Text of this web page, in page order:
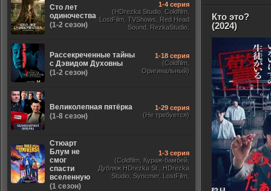
Кто это?
(2024)
Сто лет
одиночества
(1-2 сезон)
1-4 серия
(HDrezka Studio, Coldfilm,
LostFilm, TVShows, Red Head
Sound, RezkaStudio,
Рассекреченные тайны
с Дэвидом Духовны
(1-2 сезон)
1-18 серия
(Coldfilm,
Оригинальный)
Великолепная пятёрка
(1-8 сезон)
1-29 серия
(Не требуется)
Стюарт
Блум не
смог
спасти
вселенную
(1 сезон)
1-3 серия
(Coldfilm, Кураж-бамбей,
Дубляж HDrezka St., HDrezka
Studio, Syncmer, LostFilm,